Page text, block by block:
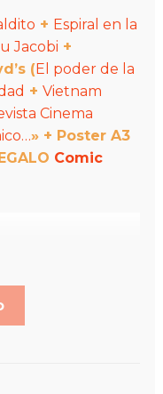
precios:
desde
46,00€
hasta
60,00€
+ Espiral en la
Jacobi +
(El poder de la
+ Vietnam
Cinema
» + Poster A3
Comic